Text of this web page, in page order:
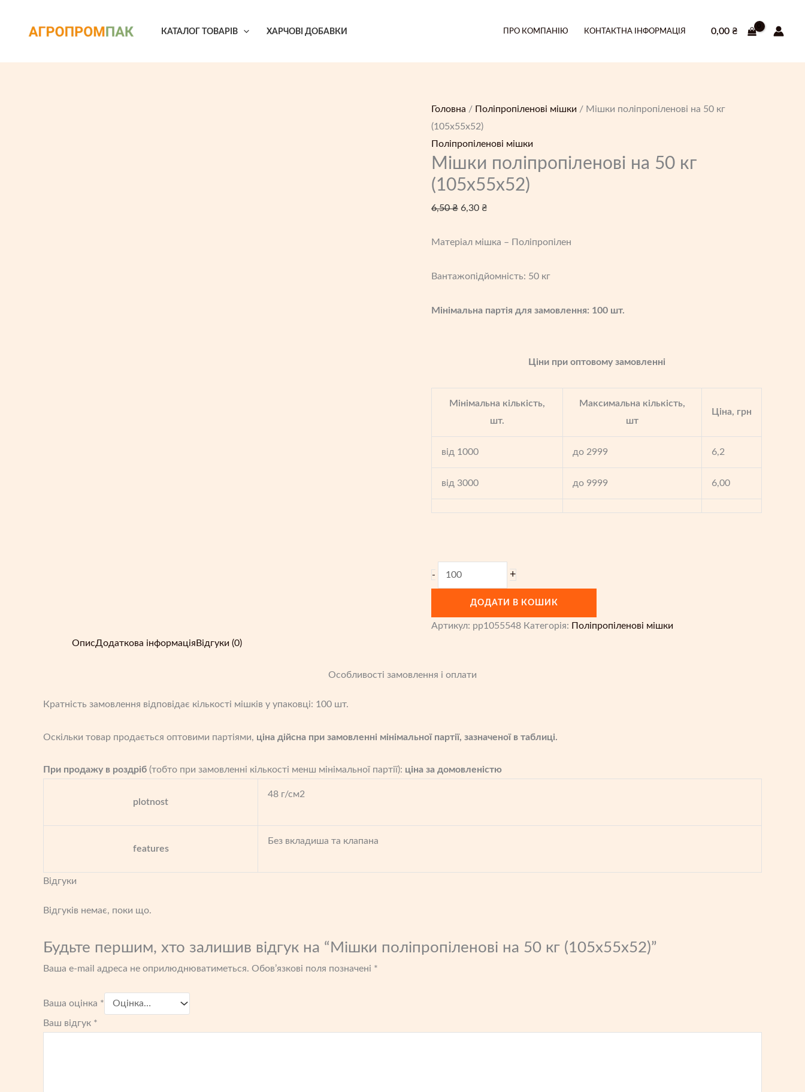
КАТАЛОГ ТОВАРІВ ХАРЧОВІ ДОБАВКИ ПРО КОМПАНІЮ КОНТАКТНА ІНФОРМАЦІЯ 0,00 ₴
Головна / Поліпропіленові мішки / Мішки поліпропіленові на 50 кг
(105x55x52)
Поліпропіленові мішки
Мішки поліпропіленові на 50 кг
(105x55x52)
6,50₴ Оригінальна
6,50 ₴.
6,30 ₴
6,30 ₴.
Матеріал мішка – Поліпропілен
Вантажопідйомність: 50 кг
Мінімальна партія для замовлення: 100 шт.
Ціни при оптовому замовленні
Мінімальна кількість,
шт.
Максимальна кількість,
шт
Ціна, грн
від 1000 до 2999 6,2
від 3000 до 9999 6,00
-
Мішки
поліпропіленові
кількість
+
ДОДАТИ В КОШИК
Артикул: pp1055548 Категорія: Поліпропіленові мішки
ОписДодаткова інформація Відгуки (0)
Особливості замовлення і оплати
Кратність замовлення відповідає кількості мішків у упаковці: 100 шт.
Оскільки товар продається оптовими партіями, ціна дійсна при замовленні мінімальної партії, зазначеної в таблиці.
При продажу в роздріб (тобто при замовленні кількості менш мінімальної партії): ціна за домовленістю
plotnost
48 г/см2
features
Без вкладиша та клапана
Відгуки
Відгуків немає, поки що.
Будьте першим, хто залишив відгук на “Мішки поліпропіленові на 50 кг (105x55x52)”
Ваша e-mail адреса не оприлюднюватиметься. Обов’язкові поля позначені *
Ваша оцінка *
Ваш відгук *